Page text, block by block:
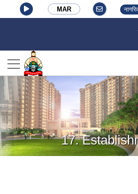
MAR
17.